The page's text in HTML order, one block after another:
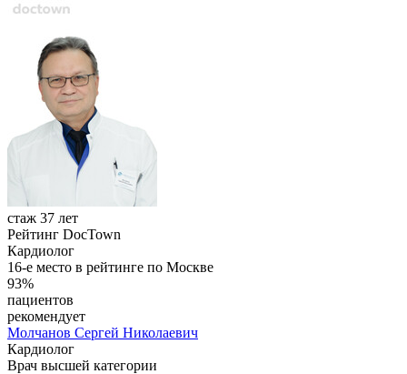
стаж 37 лет
Рейтинг DocTown
Кардиолог
16-е место в рейтинге по Москве
93%
пациентов
рекомендует
Молчанов Сергей Николаевич
Кардиолог
Врач высшей категории